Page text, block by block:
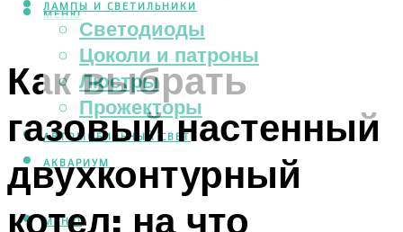
ЛАМПЫ И СВЕТИЛЬНИКИ
Светодиоды
Цоколи и патроны
Люстры
Прожекторы
АВТОМОБИЛЬНЫЙ СВЕТ
АКВАРИУМ
МЕНЮ
МЕНЮ
Как выбрать
газовый настенный
двухконтурный
котел: на что